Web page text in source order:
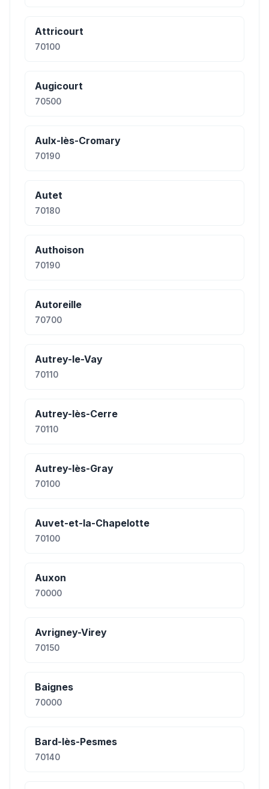
Attricourt
70100
Augicourt
70500
Aulx-lès-Cromary
70190
Autet
70180
Authoison
70190
Autoreille
70700
Autrey-le-Vay
70110
Autrey-lès-Cerre
70110
Autrey-lès-Gray
70100
Auvet-et-la-Chapelotte
70100
Auxon
70000
Avrigney-Virey
70150
Baignes
70000
Bard-lès-Pesmes
70140